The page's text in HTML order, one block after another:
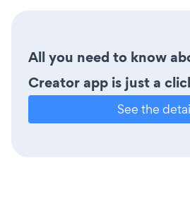
All you need to know
Creator app is just a
See the